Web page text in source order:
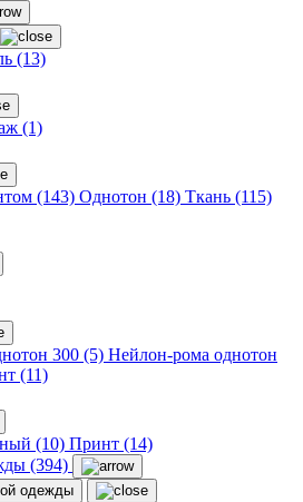
(13)
(1)
(143) Однотон (18) Ткань (115)
300 (5) Нейлон-рома однотон
(11)
(10) Принт (14)
(394)
одежды